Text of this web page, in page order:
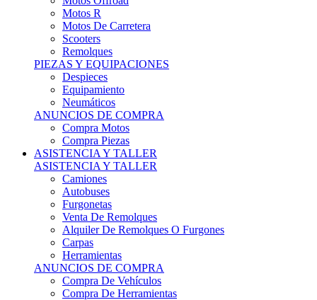
Motos R
Motos De Carretera
Scooters
Remolques
PIEZAS Y EQUIPACIONES
Despieces
Equipamiento
Neumáticos
ANUNCIOS DE COMPRA
Compra Motos
Compra Piezas
ASISTENCIA Y TALLER
ASISTENCIA Y TALLER
Camiones
Autobuses
Furgonetas
Venta De Remolques
Alquiler De Remolques O Furgones
Carpas
Herramientas
ANUNCIOS DE COMPRA
Compra De Vehículos
Compra De Herramientas